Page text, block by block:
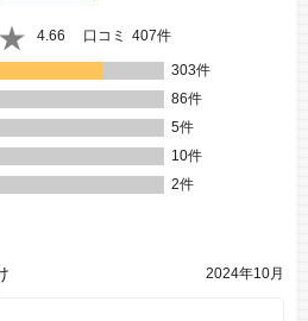
4.66 口コミ 407件
303件
86件
5件
10件
2件
2024年10月